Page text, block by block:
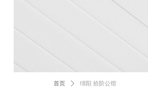
首页 ꄲ 绵阳 拾阶公馆